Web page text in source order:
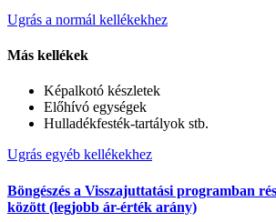
Ugrás a normál kellékekhez
Más kellékek
Képalkotó készletek
Előhívó egységek
Hulladékfesték-tartályok stb.
Ugrás egyéb kellékekhez
Böngészés a Visszajuttatási programban
között (legjobb ár-érték arány)